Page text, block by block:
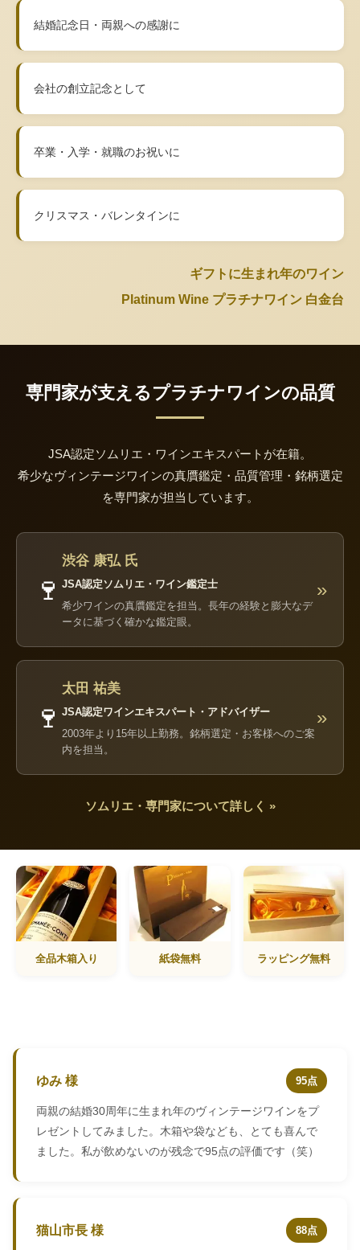
結婚記念日・両親への感謝に
会社の創立記念として
卒業・入学・就職のお祝いに
クリスマス・バレンタインに
ギフトに生まれ年のワイン
Platinum Wine プラチナワイン 白金台
専門家が支えるプラチナワインの品質
JSA認定ソムリエ・ワインエキスパートが在籍。
希少なヴィンテージワインの真贋鑑定・品質管理・銘柄選定
を専門家が担当しています。
🍷
渋谷 康弘 氏
JSA認定ソムリエ・ワイン鑑定士
希少ワインの真贋鑑定を担当。長年の経験と膨大なデ
ータに基づく確かな鑑定眼。
»
🍷
太田 祐美
JSA認定ワインエキスパート・アドバイザー
2003年より15年以上勤務。銘柄選定・お客様へのご案
内を担当。
»
ソムリエ・専門家について詳しく »
全品木箱入り 紙袋無料 ラッピング無料
ゆみ 様 95点
両親の結婚30周年に生まれ年のヴィンテージワインをプ
レゼントしてみました。木箱や袋なども、とても喜んで
ました。私が飲めないのが残念で95点の評価です（笑）
猫山市長 様 88点